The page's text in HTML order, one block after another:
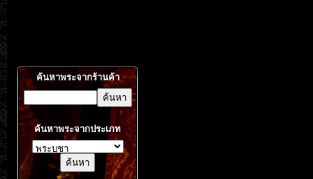
ค้นหาพระจากร้านค้า
ค้นหาพระจากประเภท